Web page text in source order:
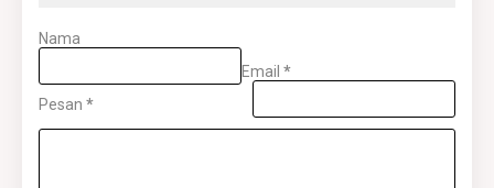
Nama
Email *
Pesan *